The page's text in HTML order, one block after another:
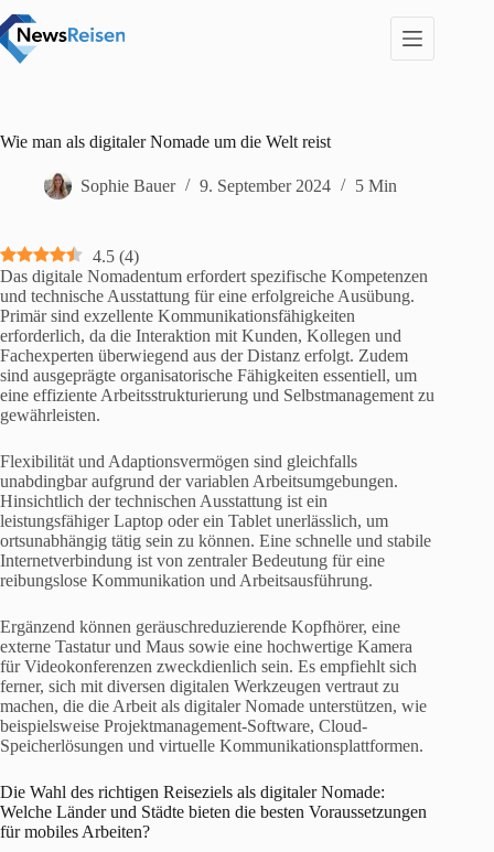
Inhalt
springen
Wie man als digitaler Nomade um die Welt reist
Sophie Bauer 9. September 2024 5 Min
4.5 (4)
Das digitale Nomadentum erfordert spezifische Kompetenzen
und technische Ausstattung für eine erfolgreiche Ausübung.
Primär sind exzellente Kommunikationsfähigkeiten
erforderlich, da die Interaktion mit Kunden, Kollegen und
Fachexperten überwiegend aus der Distanz erfolgt. Zudem
sind ausgeprägte organisatorische Fähigkeiten essentiell, um
eine effiziente Arbeitsstrukturierung und Selbstmanagement zu
gewährleisten.
Flexibilität und Adaptionsvermögen sind gleichfalls
unabdingbar aufgrund der variablen Arbeitsumgebungen.
Hinsichtlich der technischen Ausstattung ist ein
leistungsfähiger Laptop oder ein Tablet unerlässlich, um
ortsunabhängig tätig sein zu können. Eine schnelle und stabile
Internetverbindung ist von zentraler Bedeutung für eine
reibungslose Kommunikation und Arbeitsausführung.
Ergänzend können geräuschreduzierende Kopfhörer, eine
externe Tastatur und Maus sowie eine hochwertige Kamera
für Videokonferenzen zweckdienlich sein. Es empfiehlt sich
ferner, sich mit diversen digitalen Werkzeugen vertraut zu
machen, die die Arbeit als digitaler Nomade unterstützen, wie
beispielsweise Projektmanagement-Software, Cloud-
Speicherlösungen und virtuelle Kommunikationsplattformen.
Die Wahl des richtigen Reiseziels als digitaler Nomade:
Welche Länder und Städte bieten die besten Voraussetzungen
für mobiles Arbeiten?